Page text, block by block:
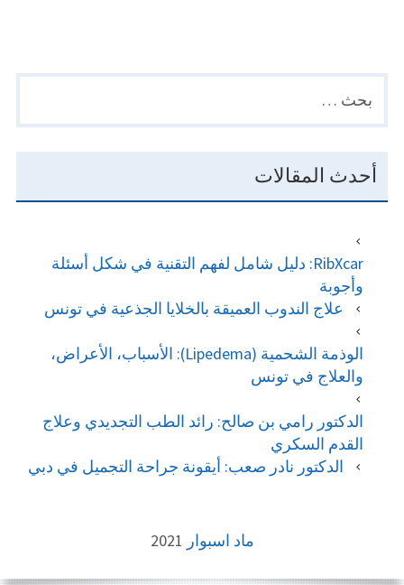
إعادة
البكارة
SIDEBAR
البحث
عن:
أحدث المقالات
RibXcar: دليل شامل لفهم التقنية في شكل أسئلة
وأجوبة
علاج الندوب العميقة بالخلايا الجذعية في تونس
الوذمة الشحمية (Lipedema): الأسباب، الأعراض،
والعلاج في تونس
الدكتور رامي بن صالح: رائد الطب التجديدي وعلاج
القدم السكري
الدكتور نادر صعب: أيقونة جراحة التجميل في دبي
CONTENT
ماد اسبوار 2021